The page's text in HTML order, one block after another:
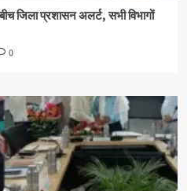
जिला प्रशासन अलर्ट, सभी विभागों
0